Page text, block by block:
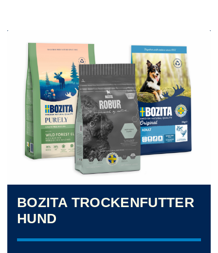
BOZITA TROCKENFUTTER
HUND